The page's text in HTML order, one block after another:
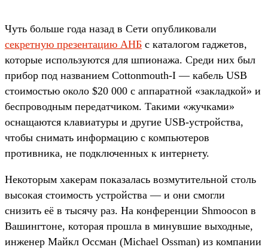
Чуть больше года назад в Сети опубликовали
секретную презентацию АНБ с каталогом гаджетов,
которые используются для шпионажа. Среди них был
прибор под названием Cottonmouth-I — кабель USB
стоимостью около $20 000 с аппаратной «закладкой» и
беспроводным передатчиком. Такими «жучками»
оснащаются клавиатуры и другие USB-устройства,
чтобы снимать информацию с компьютеров
противника, не подключенных к интернету.
Некоторым хакерам показалась возмутительной столь
высокая стоимость устройства — и они смогли
снизить её в тысячу раз. На конференции Shmoocon в
Вашингтоне, которая прошла в минувшие выходные,
инженер Майкл Оссман (Michael Ossman) из компании